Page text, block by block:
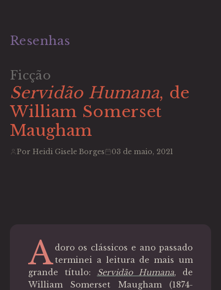
Resenhas
Ficção
Servidão Humana, de
William Somerset
Maugham
Por Heidi Gisele Borges 03 de maio, 2021
A doro os clássicos e ano passado
terminei a leitura de mais um
grande título: Servidão Humana, de
William Somerset Maugham (1874-